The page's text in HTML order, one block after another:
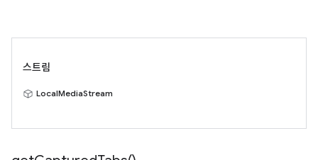
스트림
LocalMediaStream